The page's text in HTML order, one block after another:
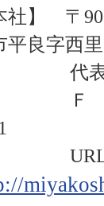
社】 〒
平良字西
表電話
Ａ